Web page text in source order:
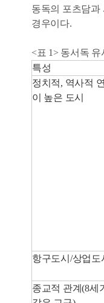
동독의 포츠담과
경우이다.
<표 1> 동서독
특성
정치적, 역사적
이 높은 도시
항구도시/상업도
종교적 관계(8세